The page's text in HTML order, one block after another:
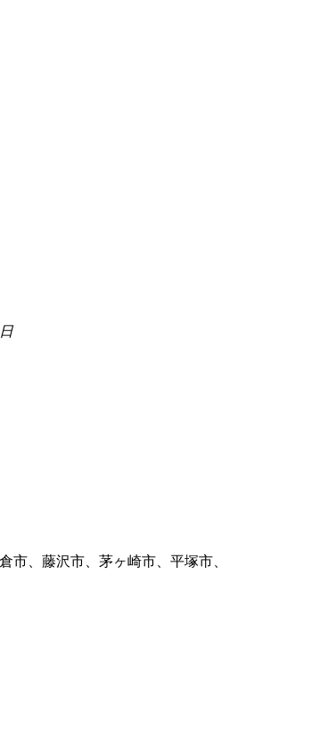
市、藤沢市、茅ヶ崎市、平塚市、